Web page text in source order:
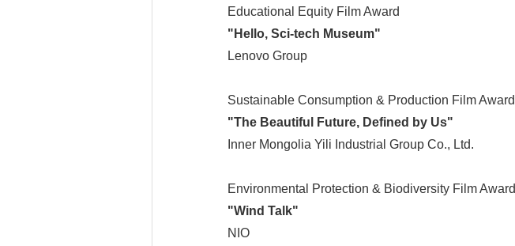
Educational Equity Film Award
"Hello, Sci-tech Museum"
Lenovo Group
Sustainable Consumption & Production Film Award
"The Beautiful Future, Defined by Us"
Inner Mongolia Yili Industrial Group Co., Ltd.
Environmental Protection & Biodiversity Film Award
"Wind Talk"
NIO